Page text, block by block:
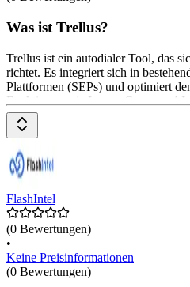
Was ist Trellus?
Trellus ist ein autodialer Tool, das
richtet. Es integriert sich in
Plattformen (SEPs) und optimiert
Funktionen wie Instant Connect,
Echtzeit-Transkription.
verschiedenen Preisplänen wählen,
Monat.
FlashIntel
(0 Bewertungen)
•
Keine Preisinformationen
(0 Bewertungen)